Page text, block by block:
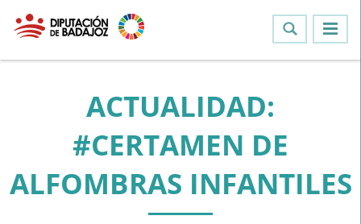
ACTUALIDAD:
#CERTAMEN DE
ALFOMBRAS INFANTILES